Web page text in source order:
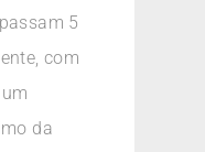
5
com
da